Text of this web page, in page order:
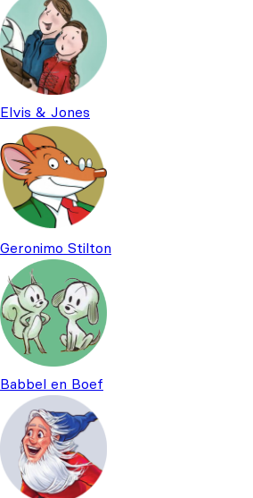
Elvis & Jones
Geronimo Stilton
Babbel en Boef